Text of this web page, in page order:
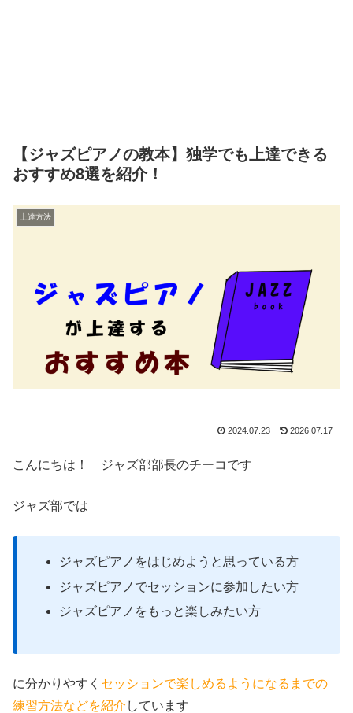
【ジャズピアノの教本】独学でも上達できる
おすすめ8選を紹介！
上達方法
2024.07.23 2026.07.17
こんにちは！ ジャズ部部長のチーコです
ジャズ部では
ジャズピアノをはじめようと思っている方
ジャズピアノでセッションに参加したい方
ジャズピアノをもっと楽しみたい方
に分かりやすく セッションで楽しめるようになるまでの
練習方法などを紹介 しています